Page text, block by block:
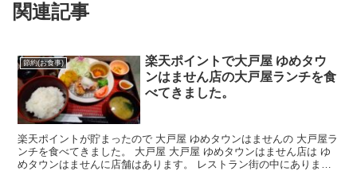
関連記事
節約(お食事)
楽天ポイントで大戸屋 ゆめタウ
ンはません店の大戸屋ランチを食
べてきました。
楽天ポイントが貯まったので 大戸屋 ゆめタウンはませんの 大戸屋ラ
ンチを食べてきました。 大戸屋 大戸屋 ゆめタウンはません店は ゆ
めタウンはませんに店舗はあります。 レストラン街の中にあります